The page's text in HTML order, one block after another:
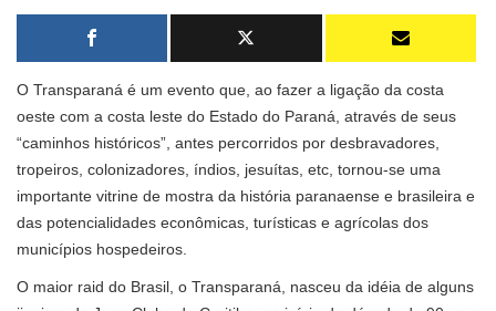
O Transparaná é um evento que, ao fazer a ligação da costa
oeste com a costa leste do Estado do Paraná, através de seus
“caminhos históricos”, antes percorridos por desbravadores,
tropeiros, colonizadores, índios, jesuítas, etc, tornou-se uma
importante vitrine de mostra da história paranaense e brasileira e
das potencialidades econômicas, turísticas e agrícolas dos
municípios hospedeiros.
O maior raid do Brasil, o Transparaná, nasceu da idéia de alguns